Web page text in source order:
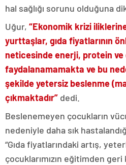
hal sağlığı sorunu olduğuna
Uğur, “Ekonomik krizi
yurttaşlar, gıda fiyatlarının
neticesinde enerji, protein
faydalanamamakta ve bu
şekilde yetersiz beslenme
çıkmaktadır” dedi.
Beslenemeyen çocukların
nedeniyle daha sık
“Gıda fiyatlarındaki artış,
çocuklarımızın eğitimden